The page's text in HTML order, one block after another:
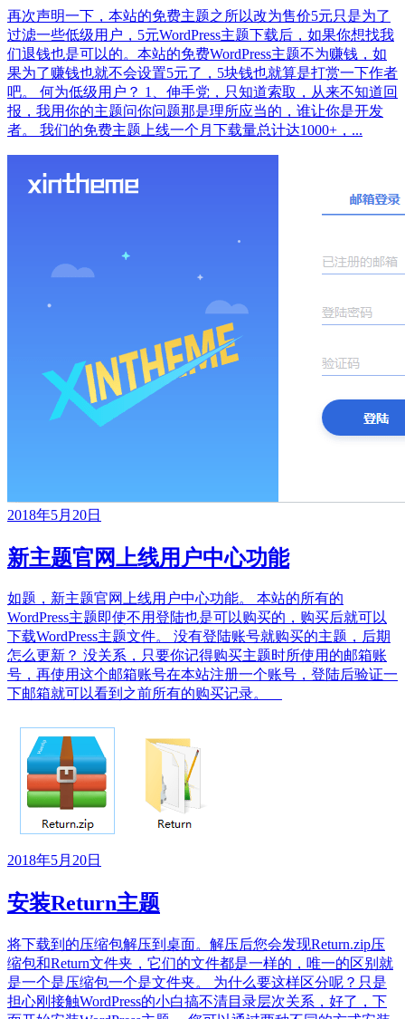
再次声明一下，本站的免费主题之所以改为售价5元只是为了
过滤一些低级用户，5元WordPress主题下载后，如果你想找我
们退钱也是可以的。本站的免费WordPress主题不为赚钱，如
果为了赚钱也就不会设置5元了，5块钱也就算是打赏一下作者
吧。 何为低级用户？ 1、伸手党，只知道索取，从来不知道回
报，我用你的主题问你问题那是理所应当的，谁让你是开发
者。 我们的免费主题上线一个月下载量总计达1000+，...
2018年5月20日
新主题官网上线用户中心功能
如题，新主题官网上线用户中心功能。 本站的所有的
WordPress主题即使不用登陆也是可以购买的，购买后就可以
下载WordPress主题文件。 没有登陆账号就购买的主题，后期
怎么更新？ 没关系，只要你记得购买主题时所使用的邮箱账
号，再使用这个邮箱账号在本站注册一个账号，登陆后验证一
下邮箱就可以看到之前所有的购买记录。
2018年5月20日
安装Return主题
将下载到的压缩包解压到桌面。解压后您会发现Return.zip压
缩包和Return文件夹，它们的文件都是一样的，唯一的区别就
是一个是压缩包一个是文件夹。 为什么要这样区分呢？只是
担心刚接触WordPress的小白搞不清目录层次关系，好了，下